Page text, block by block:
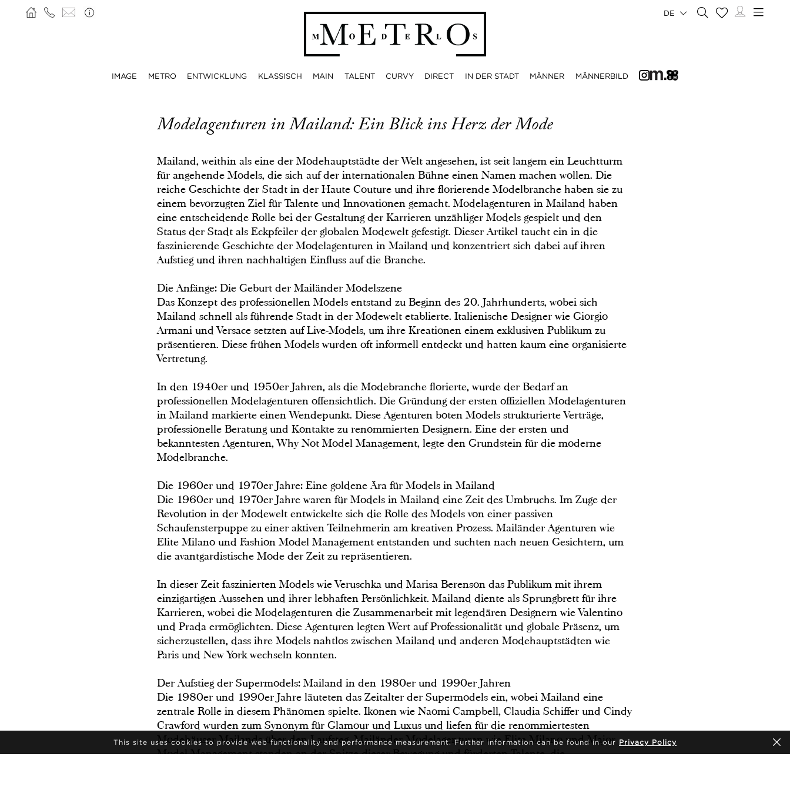
IMAGE METRO ENTWICKLUNG KLASSISCH MAIN TALENT CURVY DIRECT IN DER STADT MÄNNER MÄNNERBILD
DE
Modelagenturen in Mailand: Ein Blick ins Herz der Mode
Mailand, weithin als eine der Modehauptstädte der Welt angesehen, ist seit langem ein Leuchtturm
für angehende Models, die sich auf der internationalen Bühne einen Namen machen wollen. Die
reiche Geschichte der Stadt in der Haute Couture und ihre florierende Modelbranche haben sie zu
einem bevorzugten Ziel für Talente und Innovationen gemacht. Modelagenturen in Mailand haben
eine entscheidende Rolle bei der Gestaltung der Karrieren unzähliger Models gespielt und den
Status der Stadt als Eckpfeiler der globalen Modewelt gefestigt. Dieser Artikel taucht ein in die
faszinierende Geschichte der Modelagenturen in Mailand und konzentriert sich dabei auf ihren
Aufstieg und ihren nachhaltigen Einfluss auf die Branche.
Die Anfänge: Die Geburt der Mailänder Modelszene
Das Konzept des professionellen Models entstand zu Beginn des 20. Jahrhunderts, wobei sich
Mailand schnell als führende Stadt in der Modewelt etablierte. Italienische Designer wie Giorgio
Armani und Versace setzten auf Live-Models, um ihre Kreationen einem exklusiven Publikum zu
präsentieren. Diese frühen Models wurden oft informell entdeckt und hatten kaum eine organisierte
Vertretung.
In den 1940er und 1950er Jahren, als die Modebranche florierte, wurde der Bedarf an
professionellen Modelagenturen offensichtlich. Die Gründung der ersten offiziellen Modelagenturen
in Mailand markierte einen Wendepunkt. Diese Agenturen boten Models strukturierte Verträge,
professionelle Beratung und Kontakte zu renommierten Designern. Eine der ersten und
bekanntesten Agenturen, Why Not Model Management, legte den Grundstein für die moderne
Modelbranche.
Die 1960er und 1970er Jahre: Eine goldene Ära für Models in Mailand
Die 1960er und 1970er Jahre waren für Models in Mailand eine Zeit des Umbruchs. Im Zuge der
Revolution in der Modewelt entwickelte sich die Rolle des Models von einer passiven
Schaufensterpuppe zu einer aktiven Teilnehmerin am kreativen Prozess. Mailänder Agenturen wie
Elite Milano und Fashion Model Management entstanden und suchten nach neuen Gesichtern, um
die avantgardistische Mode der Zeit zu repräsentieren.
In dieser Zeit faszinierten Models wie Veruschka und Marisa Berenson das Publikum mit ihrem
einzigartigen Aussehen und ihrer lebhaften Persönlichkeit. Mailand diente als Sprungbrett für ihre
Karrieren, wobei die Modelagenturen die Zusammenarbeit mit legendären Designern wie Valentino
und Prada ermöglichten. Diese Agenturen legten Wert auf Professionalität und globale Präsenz, um
sicherzustellen, dass ihre Models nahtlos zwischen Mailand und anderen Modehauptstädten wie
Paris und New York wechseln konnten.
Der Aufstieg der Supermodels: Mailand in den 1980er und 1990er Jahren
Die 1980er und 1990er Jahre läuteten das Zeitalter der Supermodels ein, wobei Mailand eine
zentrale Rolle in diesem Phänomen spielte. Ikonen wie Naomi Campbell, Claudia Schiffer und Cindy
Crawford wurden zum Synonym für Glamour und Luxus und liefen für die renommiertesten
Modehäuser Mailands über den Laufsteg. Mailänder Modelagenturen wie Elite Milano und Major
Model Management standen an der Spitze dieser Bewegung und förderten Talente, die
This site uses cookies to provide web functionality and performance measurement. Further information can be found in our Privacy Policy